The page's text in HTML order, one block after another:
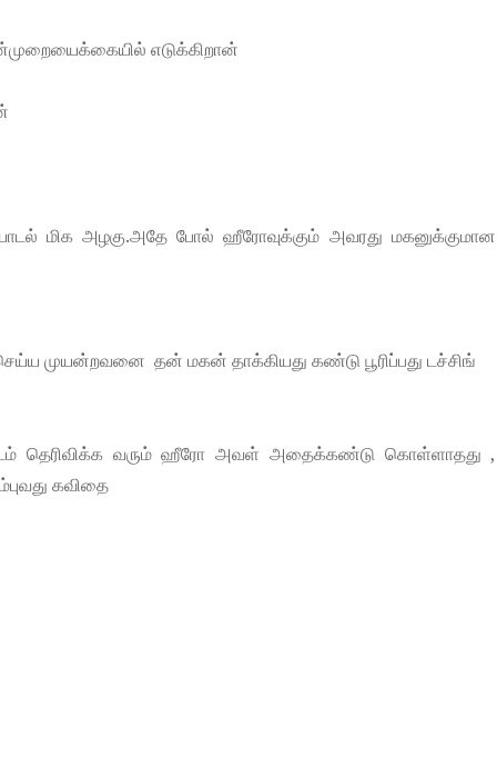
எடுக்கிறான்
மிக அழகு.அதே போல் ஹீரோவுக்கும் அவரது மகனுக்குமான
முயன்றவனை தன் மகன் தாக்கியது கண்டு பூரிப்பது டச்சிங்
தெரிவிக்க வரும் ஹீரோ அவள் அதைக்கண்டு கொள்ளாதது ,
கவிதை